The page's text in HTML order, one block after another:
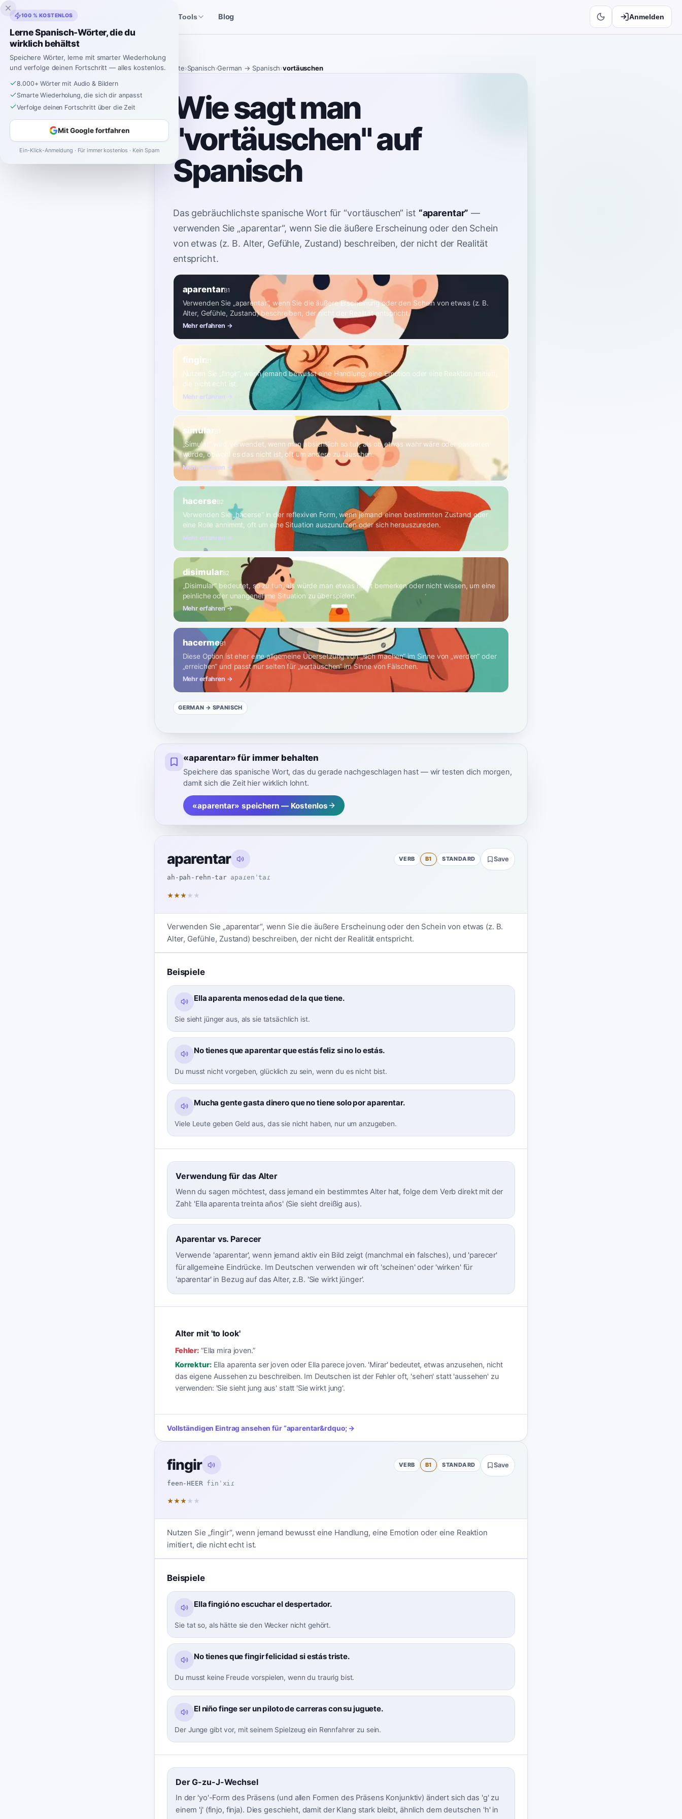
Inklingo Spanische Tools Blog Anmelden
Startseite›Spanisch›German → Spanisch›vortäuschen
Wie sagt man
"vortäuschen" auf
Spanisch
Das gebräuchlichste spanische Wort für “vortäuschen” ist “aparentar” —
verwenden Sie „aparentar“, wenn Sie die äußere Erscheinung oder den Schein
von etwas (z. B. Alter, Gefühle, Zustand) beschreiben, der nicht der Realität
entspricht.
aparentarB1
Verwenden Sie „aparentar“, wenn Sie die äußere Erscheinung oder den Schein von etwas (z. B.
Alter, Gefühle, Zustand) beschreiben, der nicht der Realität entspricht.
Mehr erfahren →
fingirB1
Nutzen Sie „fingir“, wenn jemand bewusst eine Handlung, eine Emotion oder eine Reaktion imitiert,
die nicht echt ist.
Mehr erfahren →
simularB1
„Simular“ wird verwendet, wenn man absichtlich so tut, als ob etwas wahr wäre oder passieren
würde, obwohl es das nicht ist, oft um andere zu täuschen.
Mehr erfahren →
hacerseB2
Verwenden Sie „hacerse“ in der reflexiven Form, wenn jemand einen bestimmten Zustand oder
eine Rolle annimmt, oft um eine Situation auszunutzen oder sich herauszureden.
Mehr erfahren →
disimularB2
„Disimular“ bedeutet, so zu tun, als würde man etwas nicht bemerken oder nicht wissen, um eine
peinliche oder unangenehme Situation zu überspielen.
Mehr erfahren →
hacermeB1
Diese Option ist eher eine allgemeine Übersetzung von „sich machen“ im Sinne von „werden“ oder
„erreichen“ und passt nur selten für „vortäuschen“ im Sinne von Fälschen.
Mehr erfahren →
GERMAN → SPANISCH
«aparentar» für immer behalten
Speichere das spanische Wort, das du gerade nachgeschlagen hast — wir testen dich morgen,
damit sich die Zeit hier wirklich lohnt.
«aparentar» speichern — Kostenlos
aparentar
ah-pah-rehn-tar apaɾenˈtaɾ
VERB B1 STANDARD Save
★★★ ★ ★
Verwenden Sie „aparentar“, wenn Sie die äußere Erscheinung oder den Schein von etwas (z. B.
Alter, Gefühle, Zustand) beschreiben, der nicht der Realität entspricht.
Beispiele
Ella aparenta menos edad de la que tiene.
Sie sieht jünger aus, als sie tatsächlich ist.
No tienes que aparentar que estás feliz si no lo estás.
Du musst nicht vorgeben, glücklich zu sein, wenn du es nicht bist.
Mucha gente gasta dinero que no tiene solo por aparentar.
Viele Leute geben Geld aus, das sie nicht haben, nur um anzugeben.
Verwendung für das Alter
Wenn du sagen möchtest, dass jemand ein bestimmtes Alter hat, folge dem Verb direkt mit der
Zahl: 'Ella aparenta treinta años' (Sie sieht dreißig aus).
Aparentar vs. Parecer
Verwende 'aparentar', wenn jemand aktiv ein Bild zeigt (manchmal ein falsches), und 'parecer'
für allgemeine Eindrücke. Im Deutschen verwenden wir oft 'scheinen' oder 'wirken' für
'aparentar' in Bezug auf das Alter, z.B. 'Sie wirkt jünger'.
Alter mit 'to look'
Fehler: “Ella mira joven.”
Korrektur: Ella aparenta ser joven oder Ella parece joven. 'Mirar' bedeutet, etwas anzusehen, nicht
das eigene Aussehen zu beschreiben. Im Deutschen ist der Fehler oft, 'sehen' statt 'aussehen' zu
verwenden: 'Sie sieht jung aus' statt 'Sie wirkt jung'.
Vollständigen Eintrag ansehen für“aparentar&rdquo; →
fingir
feen-HEER finˈxiɾ
VERB B1 STANDARD Save
★★★ ★ ★
Nutzen Sie „fingir“, wenn jemand bewusst eine Handlung, eine Emotion oder eine Reaktion
imitiert, die nicht echt ist.
Beispiele
Ella fingió no escuchar el despertador.
Sie tat so, als hätte sie den Wecker nicht gehört.
No tienes que fingir felicidad si estás triste.
Du musst keine Freude vorspielen, wenn du traurig bist.
El niño finge ser un piloto de carreras con su juguete.
Der Junge gibt vor, mit seinem Spielzeug ein Rennfahrer zu sein.
Der G-zu-J-Wechsel
In der 'yo'-Form des Präsens (und allen Formen des Präsens Konjunktiv) ändert sich das 'g' zu
einem 'j' (finjo, finja). Dies geschieht, damit der Klang stark bleibt, ähnlich dem deutschen 'h' in
100 % KOSTENLOS
Lerne Spanisch-Wörter, die du
wirklich behältst
Speichere Wörter, lerne mit smarter Wiederholung
und verfolge deinen Fortschritt — alles kostenlos.
8.000+ Wörter mit Audio & Bildern
Smarte Wiederholung, die sich dir anpasst
Verfolge deinen Fortschritt über die Zeit
Mit Google fortfahren
Ein-Klick-Anmeldung · Für immer kostenlos · Kein Spam